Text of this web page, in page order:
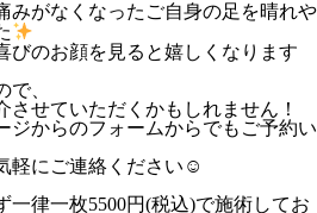
みがなくなったご自身の足を晴れや
びのお顔を見ると嬉しくなります
、
させていただくかもしれません！
ジからのフォームからでもご予約い
軽にご連絡ください☺
一律一枚5500円(税込)で施術してお